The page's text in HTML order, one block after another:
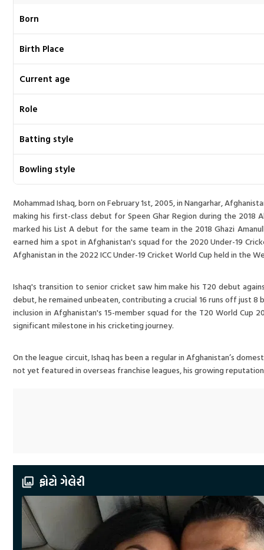
Born
Birth Place
Current age
Role
Batting style
Bowling style
Mohammad Ishaq, born on February 1st, 2005, in Nangarhar,
making his first-class debut for Speen Ghar Region during the 2018
marked his List A debut for the same team in the 2018 Ghazi
earned him a spot in Afghanistan's squad for the 2020 Under-19
Afghanistan in the 2022 ICC Under-19 Cricket World Cup held in the
Ishaq's transition to senior cricket saw him make his T20 debut
debut, he remained unbeaten, contributing a crucial 16 runs off just 8
inclusion in Afghanistan's 15-member squad for the T20 World Cup
significant milestone in his cricketing journey.
On the league circuit, Ishaq has been a regular in Afghanistan’s
not yet featured in overseas franchise leagues, his growing
ફોટો ગેલેરી